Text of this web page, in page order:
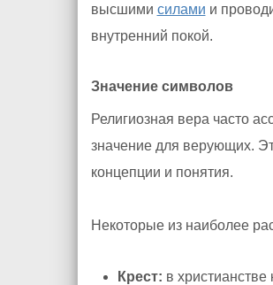
высшими силами и
внутренний покой.
Значение символов
Религиозная вера часто
значение для верующих.
концепции и понятия.
Некоторые из наиболее
Крест: в